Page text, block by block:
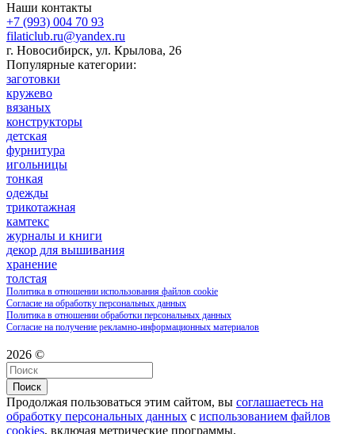
Наши контакты
+7 (993) 004 70 93
filaticlub.ru@yandex.ru
г. Новосибирск, ул. Крылова, 26
Популярные категории:
заготовки
кружево
вязаных
конструкторы
детская
фурнитура
игольницы
тонкая
одежды
трикотажная
камтекс
журналы и книги
декор для вышивания
хранение
толстая
Политика в отношении использования файлов cookie
Согласие на обработку персональных данных
Политика в отношении обработки персональных данных
Согласие на получение рекламно-информационных материалов
2026 ©
Поиск
Продолжая пользоваться этим сайтом, вы соглашаетесь на
обработку персональных данных с использованием файлов
cookies, включая метрические программы.